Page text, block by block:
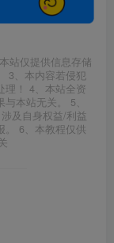
站仅提供信息存储
3、本内容若侵犯
理！ 4、本站全资
本站无关。 5、
及自身权益/利益
。 6、本教程仅供